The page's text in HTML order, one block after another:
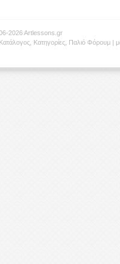
2026 Artlessons.gr
Κατάλογος Κατηγορίες Παλιό Φόρουμ |